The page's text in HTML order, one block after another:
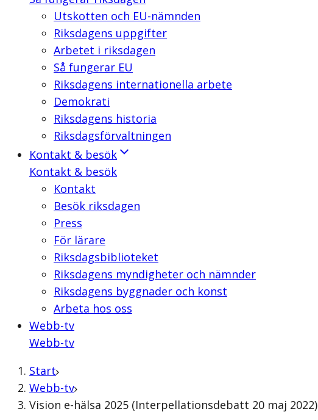
Utskotten och EU-nämnden
Riksdagens uppgifter
Arbetet i riksdagen
Så fungerar EU
Riksdagens internationella arbete
Demokrati
Riksdagens historia
Riksdagsförvaltningen
Kontakt & besök
Kontakt & besök
Kontakt
Besök riksdagen
Press
För lärare
Riksdagsbiblioteket
Riksdagens myndigheter och nämnder
Riksdagens byggnader och konst
Arbeta hos oss
Webb-tv
Webb-tv
Start
Webb-tv
Vision e-hälsa 2025 (Interpellationsdebatt 20 maj 2022)